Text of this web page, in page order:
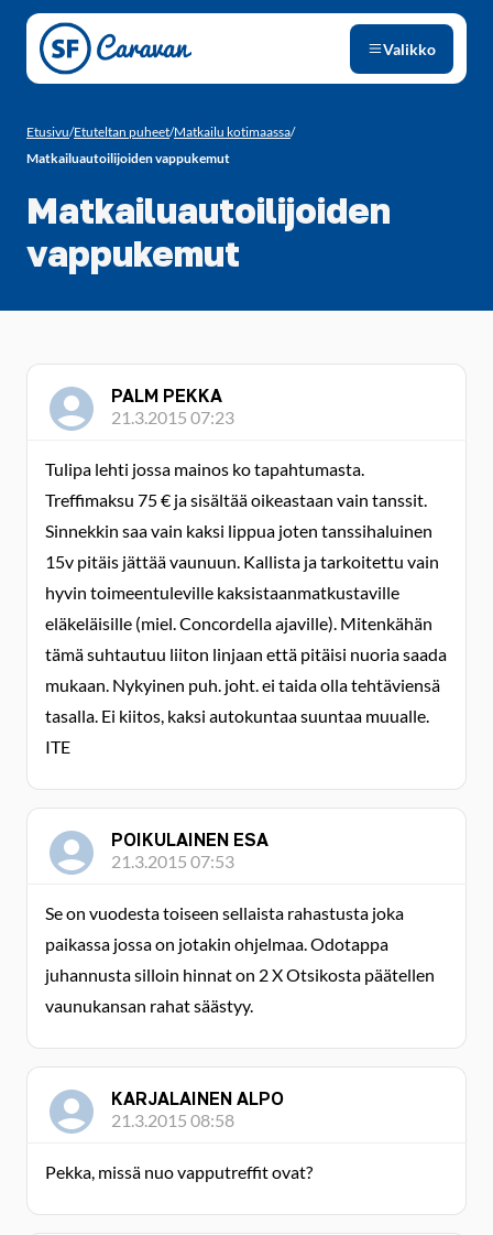
Siirry sivun sisältöön
Valikko
Etusivu/Etuteltan puheet/Matkailu kotimaassa/
Matkailuautoilijoiden vappukemut
Matkailuautoilijoiden
vappukemut
PALM PEKKA
21.3.2015 07:23
Tulipa lehti jossa mainos ko tapahtumasta.
Treffimaksu 75 € ja sisältää oikeastaan vain tanssit.
Sinnekkin saa vain kaksi lippua joten tanssihaluinen
15v pitäis jättää vaunuun. Kallista ja tarkoitettu vain
hyvin toimeentuleville kaksistaanmatkustaville
eläkeläisille (miel. Concordella ajaville). Mitenkähän
tämä suhtautuu liiton linjaan että pitäisi nuoria saada
mukaan. Nykyinen puh. joht. ei taida olla tehtäviensä
tasalla. Ei kiitos, kaksi autokuntaa suuntaa muualle.
ITE
POIKULAINEN ESA
21.3.2015 07:53
Se on vuodesta toiseen sellaista rahastusta joka
paikassa jossa on jotakin ohjelmaa. Odotappa
juhannusta silloin hinnat on 2 X Otsikosta päätellen
vaunukansan rahat säästyy.
KARJALAINEN ALPO
21.3.2015 08:58
Pekka, missä nuo vapputreffit ovat?